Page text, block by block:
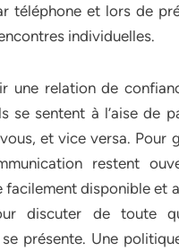
téléphone et lors de
individuelles.
une relation de
se sentent à l’aise de
et vice versa. Pour
restent
facilement disponible et
discuter de toute
présente. Une